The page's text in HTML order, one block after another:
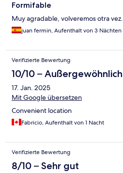
Formifable
Muy agradable, volveremos otra vez.
juan fermin, Aufenthalt von 3 Nächten
Verifizierte Bewertung
10/10 – Außergewöhnlich
17. Jan. 2025
Mit Google übersetzen
Convenient location
Fabricio, Aufenthalt von 1 Nacht
Verifizierte Bewertung
8/10 – Sehr gut